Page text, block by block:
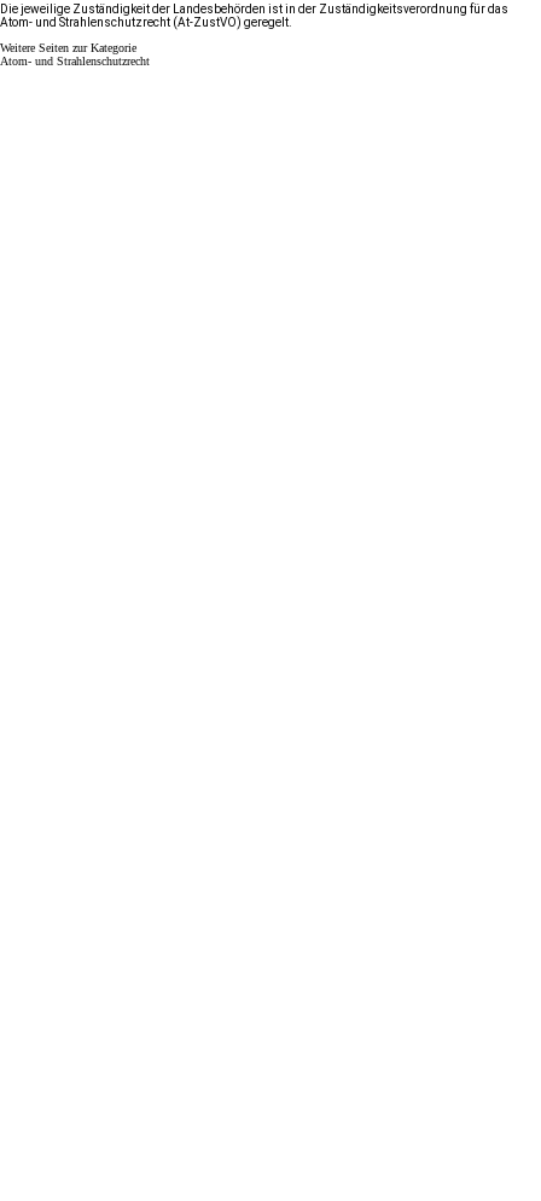
Die jeweilige Zuständigkeit der Landesbehörden ist in der Zuständigkeitsverordnung für das
Atom- und Strahlenschutzrecht (At-ZustVO) geregelt.
Weitere Seiten zur Kategorie
Atom- und Strahlenschutzrecht